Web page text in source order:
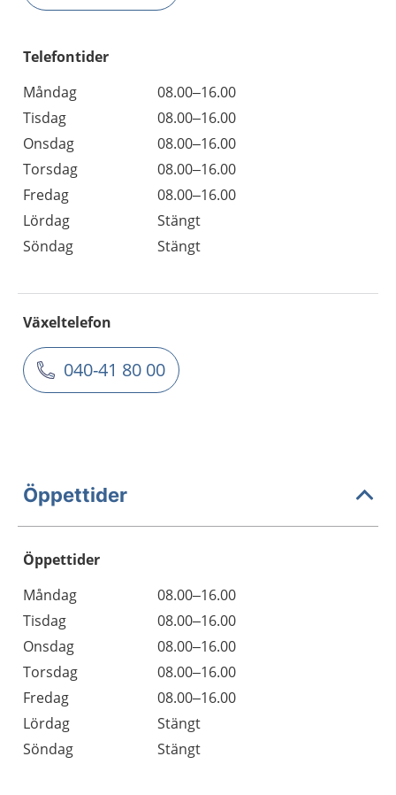
Telefontider
Måndag
08.00–16.00
Tisdag
08.00–16.00
Onsdag
08.00–16.00
Torsdag
08.00–16.00
Fredag
08.00–16.00
Lördag
Stängt
Söndag
Stängt
Växeltelefon
040-41 80 00
Öppettider
Öppettider
Dag
Öppettider
Kommentarer
Måndag
08.00–16.00
Tisdag
08.00–16.00
Onsdag
08.00–16.00
Torsdag
08.00–16.00
Fredag
08.00–16.00
Lördag
Stängt
Söndag
Stängt